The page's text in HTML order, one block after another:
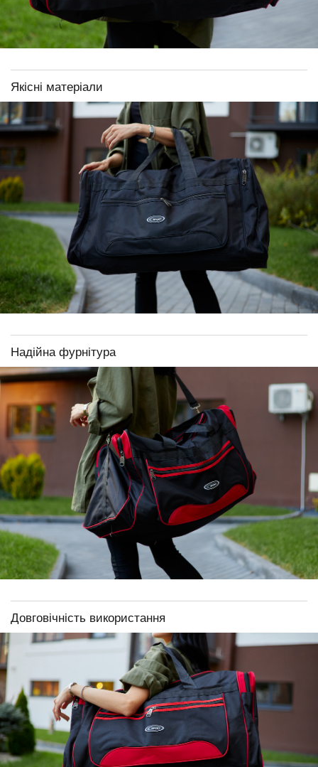
Якісні матеріали
Надійна фурнітура
Довговічність використання